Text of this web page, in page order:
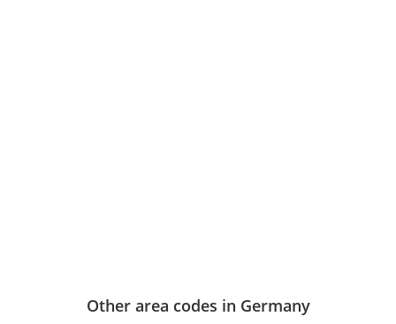
Other area codes in Germany